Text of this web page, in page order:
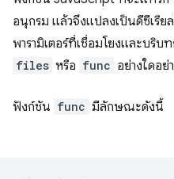
อนุกรม แล้วจึงแปลงเป็นดีซีเรีย
พารามิเตอร์ที่เชื่อมโยงและบริบ
files หรือ func อย่างใดอ
ฟังก์ชัน func มีลักษณะดังนี้